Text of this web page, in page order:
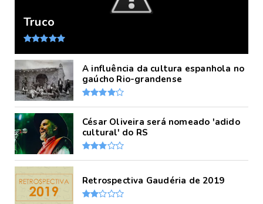
Truco
A influência da cultura espanhola no
gaúcho Rio-grandense
César Oliveira será nomeado 'adido
cultural' do RS
Retrospectiva Gaudéria de 2019